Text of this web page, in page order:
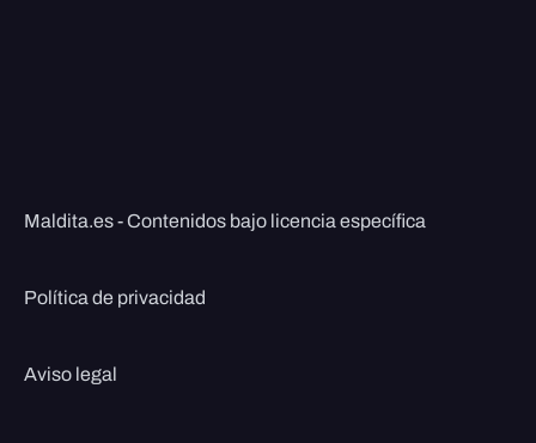
Maldita.es - Contenidos bajo licencia específica
Política de privacidad
Aviso legal